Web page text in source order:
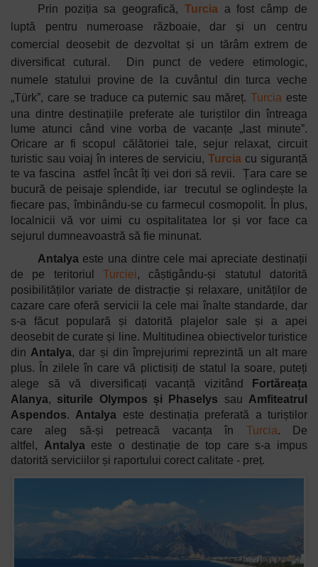
Prin poziția sa geografică, Turciaa fost câmp de
luptă pentru numeroase războaie, dar și un centru
comercial deosebit de dezvoltat și un tărâm extrem de
diversificat cutural.
Din punct de vedere etimologic,
numele statului provine de la cuvântul din turca veche
„Türk”, care se traduce ca puternic sau măreț.Turcia este
una dintre destinațiile preferate ale turiștilor din întreaga
lume atunci când vine vorba de vacanțe „last minute”.
Oricare ar fi scopul călătoriei tale, sejur relaxat, circuit
turistic sau voiaj în interes de serviciu,Turcia cu siguranță
te va fascina astfel încât îți vei dori să revii.
Țara care se
bucură de peisaje splendide, iar trecutul se oglindește la
fiecare pas, îmbinându-se cu farmecul cosmopolit. În plus,
localnicii vă vor uimi cu ospitalitatea lor și vor face ca
sejurul dumneavoastră să fie minunat.
Antalyaeste una dintre cele mai apreciate destinații
de pe teritoriul Turciei, câștigându-și statutul datorită
posibilităților variate de distracție și relaxare, unităților de
cazare care oferă servicii la cele mai înalte standarde, dar
s-a făcut populară și datorită plajelor sale și a apei
deosebit de curate și line. Multitudinea obiectivelor turistice
din Antalya, dar și din împrejurimi reprezintă un alt mare
plus. În zilele în care vă plictisiți de statul la soare, puteți
alege să vă diversificați vacanță vizitând
Fortăreața
Alanya, siturile Olympos și Phaselys sau Amfiteatrul
Aspendos. Antalya este destinația preferată a turiștilor
care aleg să-și petreacă vacanța în Turcia. De
altfel, Antalyaeste o destinație de top care s-a impus
datorită serviciilor și raportului corect calitate - preț.